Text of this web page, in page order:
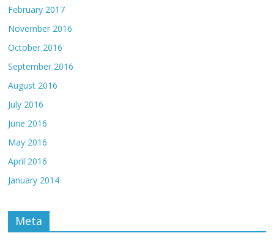
February 2017
November 2016
October 2016
September 2016
August 2016
July 2016
June 2016
May 2016
April 2016
January 2014
Meta